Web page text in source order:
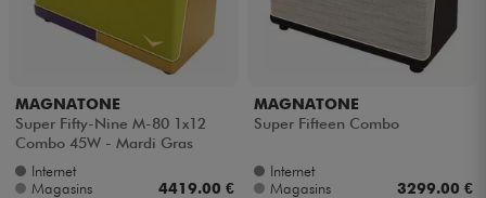
MAGNATONE
Super Fifty-Nine M-80 1x12
Combo 45W - Mardi Gras
Internet
Magasins
4419.00 €
MAGNATONE
Super Fifteen Combo
Internet
Magasins
3299.00 €